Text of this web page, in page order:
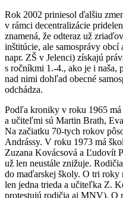
Rok 2002 priniesol ďalšiu
v rámci decentralizácie
znamená, že odteraz už
inštitúcie, ale samosprávy
napr. ZŠ v Jelenci) získajú
s ročníkmi 1.-4., ako je i naša,
nad nimi dohľad obecné
odchádza.
Podľa kroniky v roku 1965 má
a učiteľmi sú Martin Brath,
Na začiatku 70-tych rokov
Andrássy. V roku 1973 má
Zuzana Kovácsová a Ľudovít
už len neustále znižuje.
do maďarskej školy. O tri roky
len jedna trieda a učiteľka Z.
protestujú rodičia aj MNV). O